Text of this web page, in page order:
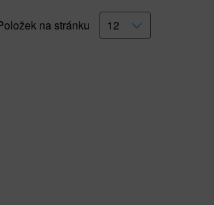
na stránku